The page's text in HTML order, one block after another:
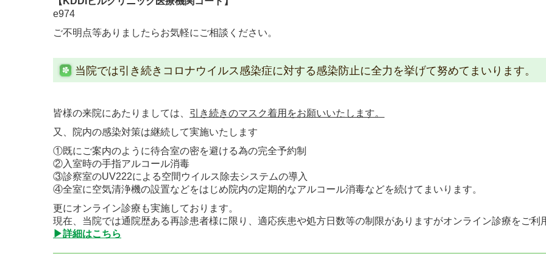
e974
ご不明点等ありましたらお気軽にご相談ください。
当院では引き続きコロナウイルス感染症に対する感染防止に全力を挙げて努めてまいります。
皆様の来院にあたりましては、 引き続きのマスク着用をお願いいたします。
又、院内の感染対策は継続して実施いたします
①既にご案内のように待合室の密を避ける為の完全予約制
②入室時の手指アルコール消毒
③診察室のUV222による空間ウイルス除去システムの導入
④全室に空気清浄機の設置などをはじめ院内の定期的なアルコール消毒などを続けてまいります。
更にオンライン診療も実施しております。
現在、当院では通院歴ある再診患者様に限り、適応疾患や処方日数等の制限がありますがオンライン診療をご利
▶詳細はこちら